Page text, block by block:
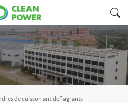
de cuisson antidéflagrants